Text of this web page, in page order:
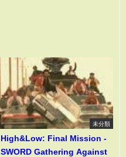
未分類
High&Low: Final Mission -
SWORD Gathering Against